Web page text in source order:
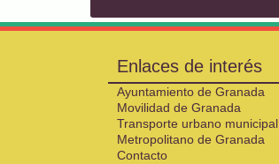
Enlaces de interés
Ayuntamiento de Granada
Movilidad de Granada
Transporte urbano municipal
Metropolitano de Granada
Contacto